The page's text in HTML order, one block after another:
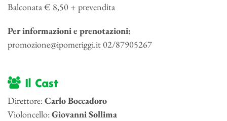
Balconata € 8,50 + prevendita
Per informazioni e prenotazioni:
promozione@ipomeriggi.it 02/87905267
Il Cast
Direttore:Carlo Boccadoro
Violoncello:Giovanni Sollima